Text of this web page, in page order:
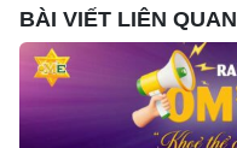
BÀI VIẾT LIÊN QUAN